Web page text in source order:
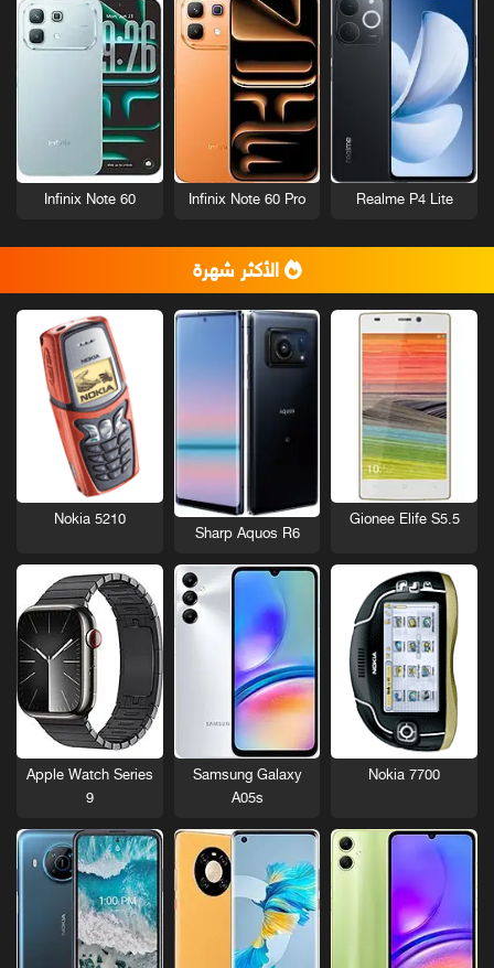
Realme P4 Lite
Infinix Note 60 Pro
Infinix Note 60
الأكثر شهرة
Gionee Elife S5.5
Sharp Aquos R6
Nokia 5210
Nokia 7700
Samsung Galaxy
A05s
Apple Watch Series
9